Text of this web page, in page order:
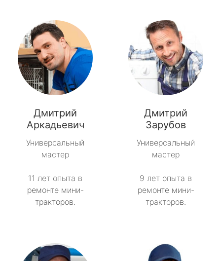
Дмитрий
Аркадьевич
Универсальный
мастер
11 лет опыта в
ремонте мини-
тракторов.
Дмитрий
Зарубов
Универсальный
мастер
9 лет опыта в
ремонте мини-
тракторов.